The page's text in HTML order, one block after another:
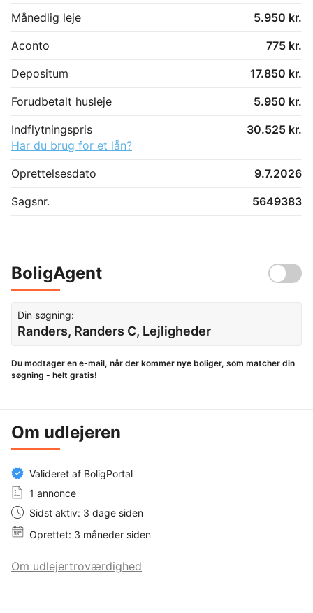
Månedlig leje
5.950 kr.
Aconto
775 kr.
Depositum
17.850 kr.
Forudbetalt husleje
5.950 kr.
Indflytningspris
30.525 kr.
Har du brug for et lån?
Oprettelsesdato
9.7.2026
Sagsnr.
5649383
BoligAgent
Din søgning:
Randers, Randers C, Lejligheder
Du modtager en e-mail, når der kommer nye boliger, som matcher din
søgning - helt gratis!
Om udlejeren
Valideret af BoligPortal
1 annonce
Sidst aktiv: 3 dage siden
Oprettet: 3 måneder siden
Om udlejertroværdighed